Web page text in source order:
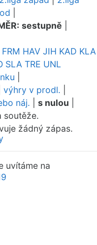
sestupně
FRM HAV JIH KAD KLA
SLA TRE UNL
výhry v prodl.
náj. s nulou
soutěže.
žádný zápas.
uvítáme na